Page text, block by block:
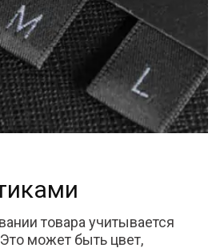
товара учитывается
Это может быть цвет,